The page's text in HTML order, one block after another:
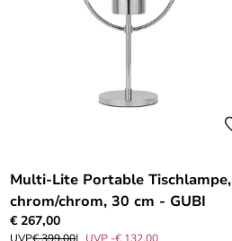
Multi-Lite Portable Tischlampe,
chrom/chrom, 30 cm - GUBI
€ 267,00
UVP€ 399,00 UVP -€ 132,00